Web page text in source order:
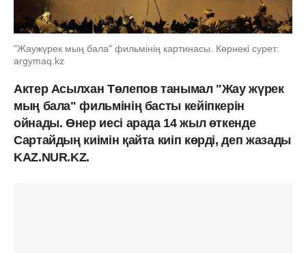
"Жаужүрек мың бала" фильмінің картинасы. Көрнекі сурет:
argymaq.kz
Актер Асылхан Төлепов танымал "Жау жүрек
мың бала" фильмінің басты кейіпкерін
ойнады. Өнер иесі арада 14 жыл өткенде
Сартайдың киімін қайта киіп көрді, деп жазады
KAZ.NUR.KZ.